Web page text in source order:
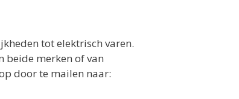
tot elektrisch varen.
beide merken of van
door te mailen naar: